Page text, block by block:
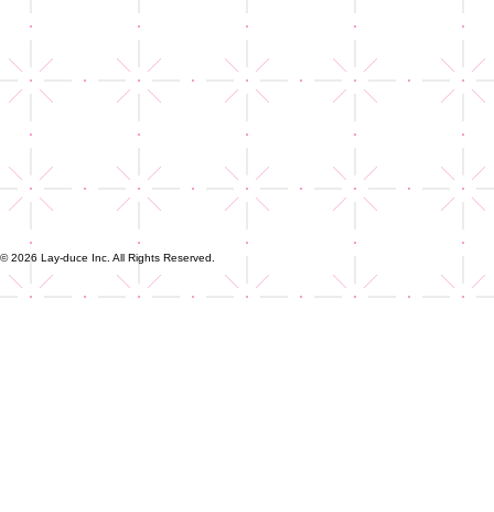
© 2026 Lay-duce Inc. All Rights Reserved.